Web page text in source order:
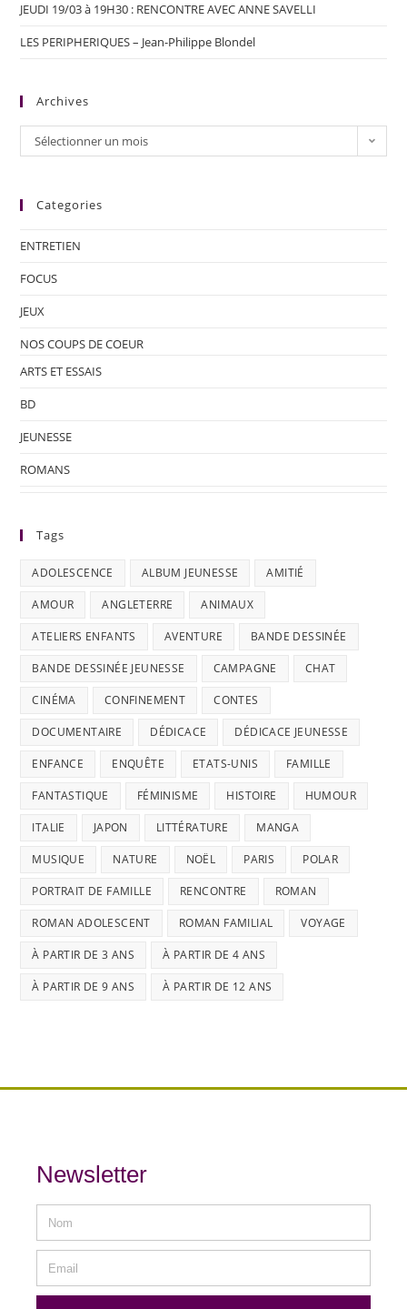
JEUDI 19/03 à 19H30 : RENCONTRE AVEC ANNE SAVELLI
LES PERIPHERIQUES – Jean-Philippe Blondel
Archives
Sélectionner un mois
Categories
ENTRETIEN
FOCUS
JEUX
NOS COUPS DE COEUR
ARTS ET ESSAIS
BD
JEUNESSE
ROMANS
Tags
ADOLESCENCE ALBUM JEUNESSE AMITIÉ
AMOUR ANGLETERRE ANIMAUX
ATELIERS ENFANTS AVENTURE BANDE DESSINÉE
BANDE DESSINÉE JEUNESSE CAMPAGNE CHAT
CINÉMA CONFINEMENT CONTES
DOCUMENTAIRE DÉDICACE DÉDICACE JEUNESSE
ENFANCE ENQUÊTE ETATS-UNIS FAMILLE
FANTASTIQUE FÉMINISME HISTOIRE HUMOUR
ITALIE JAPON LITTÉRATURE MANGA
MUSIQUE NATURE NOËL PARIS POLAR
PORTRAIT DE FAMILLE RENCONTRE ROMAN
ROMAN ADOLESCENT ROMAN FAMILIAL VOYAGE
À PARTIR DE 3 ANS À PARTIR DE 4 ANS
À PARTIR DE 9 ANS À PARTIR DE 12 ANS
Newsletter